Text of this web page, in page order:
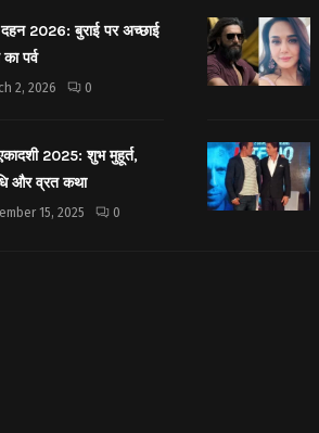
दहन 2026: बुराई पर अच्छाई
पर्व
2, 2026 0
2025: शुभ मुहूर्त,
और व्रत कथा
15, 2025 0